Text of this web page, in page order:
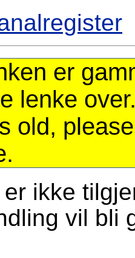
er
lenke
old,
ikke
vil bli